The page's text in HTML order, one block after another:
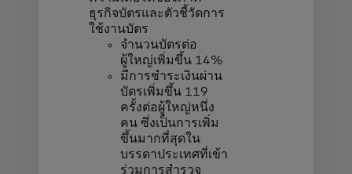
ธุรกิจบัตรและตัวชี้วัดการ
ใช้งานบัตร
จำนวนบัตรต่อ
ผู้ใหญ่เพิ่มขึ้น 14%
มีการชำระเงินผ่าน
บัตรเพิ่มขึ้น 119
ครั้งต่อผู้ใหญ่หนึ่ง
คน ซึ่งเป็นการเพิ่ม
ขึ้นมากที่สุดใน
บรรดาประเทศที่เข้า
ร่วมการสำรวจ